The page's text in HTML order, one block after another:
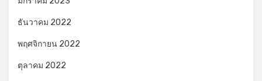
ธันวาคม 2022
พฤศจิกายน 2022
ตุลาคม 2022